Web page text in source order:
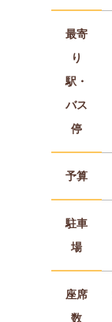
最寄
り
駅・
バス
停
予算
駐車
場
座席
数